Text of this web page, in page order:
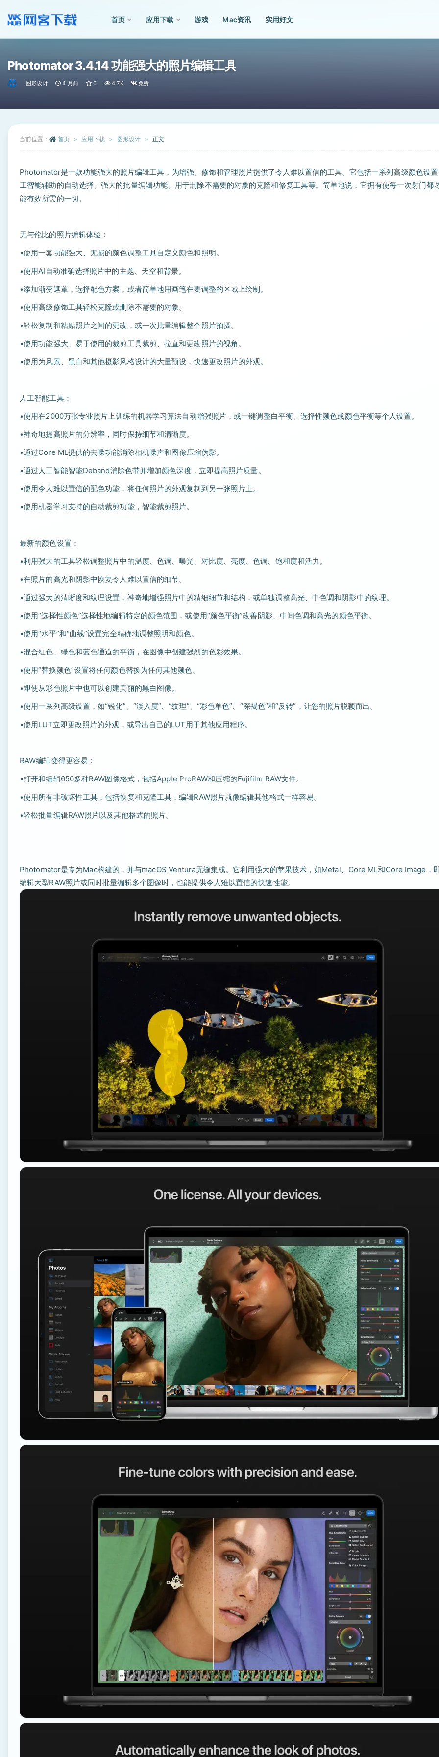
首页 应用下载 游戏 Mac资讯 实用好文
Photomator 3.4.14 功能强大的照片编辑工具
图形设计 4 月前 0 4.7K 免费
当前位置： 首页 应用下载 图形设计 正文
Photomator是一款功能强大的照片编辑工具，为增强、修饰和管理照片提供了令人难以置信的工具。它包括一系列高级颜色设
工智能辅助的自动选择、强大的批量编辑功能、用于删除不需要的对象的克隆和修复工具等。简单地说，它拥有使每一次射门都
能有效所需的一切。
无与伦比的照片编辑体验：
•使用一套功能强大、无损的颜色调整工具自定义颜色和照明。
•使用AI自动准确选择照片中的主题、天空和背景。
•添加渐变遮罩，选择配色方案，或者简单地用画笔在要调整的区域上绘制。
•使用高级修饰工具轻松克隆或删除不需要的对象。
•轻松复制和粘贴照片之间的更改，或一次批量编辑整个照片拍摄。
•使用功能强大、易于使用的裁剪工具裁剪、拉直和更改照片的视角。
•使用为风景、黑白和其他摄影风格设计的大量预设，快速更改照片的外观。
人工智能工具：
•使用在2000万张专业照片上训练的机器学习算法自动增强照片，或一键调整白平衡、选择性颜色或颜色平衡等个人设置。
•神奇地提高照片的分辨率，同时保持细节和清晰度。
•通过Core ML提供的去噪功能消除相机噪声和图像压缩伪影。
•通过人工智能智能Deband消除色带并增加颜色深度，立即提高照片质量。
•使用令人难以置信的配色功能，将任何照片的外观复制到另一张照片上。
•使用机器学习支持的自动裁剪功能，智能裁剪照片。
最新的颜色设置：
•利用强大的工具轻松调整照片中的温度、色调、曝光、对比度、亮度、色调、饱和度和活力。
•在照片的高光和阴影中恢复令人难以置信的细节。
•通过强大的清晰度和纹理设置，神奇地增强照片中的精细细节和结构，或单独调整高光、中色调和阴影中的纹理。
•使用“选择性颜色”选择性地编辑特定的颜色范围，或使用“颜色平衡”改善阴影、中间色调和高光的颜色平衡。
•使用“水平”和“曲线”设置完全精确地调整照明和颜色。
•混合红色、绿色和蓝色通道的平衡，在图像中创建强烈的色彩效果。
•使用“替换颜色”设置将任何颜色替换为任何其他颜色。
•即使从彩色照片中也可以创建美丽的黑白图像。
•使用一系列高级设置，如“锐化”、“淡入度”、“纹理”、“彩色单色”、“深褐色”和“反转”，让您的照片脱颖而出。
•使用LUT立即更改照片的外观，或导出自己的LUT用于其他应用程序。
RAW编辑变得更容易：
•打开和编辑650多种RAW图像格式，包括Apple ProRAW和压缩的Fujifilm RAW文件。
•使用所有非破坏性工具，包括恢复和克隆工具，编辑RAW照片就像编辑其他格式一样容易。
•轻松批量编辑RAW照片以及其他格式的照片。
Photomator是专为Mac构建的，并与macOS Ventura无缝集成。它利用强大的苹果技术，如Metal、Core ML和Core Image，
编辑大型RAW照片或同时批量编辑多个图像时，也能提供令人难以置信的快速性能。